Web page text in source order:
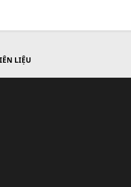
LIỆU